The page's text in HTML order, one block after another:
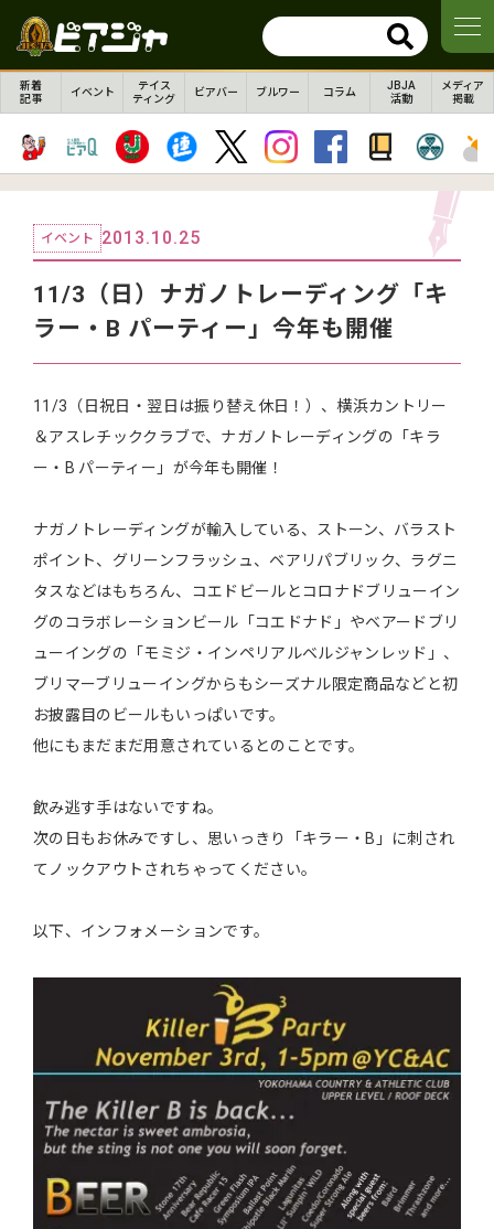
新着
記事
イベント
テイス
ティング
ビアバー ブルワー コラム
JBJA
活動
メディア
掲載
イベント 2013.10.25
11/3（日）ナガノトレーディング「キ
ラー・B パーティー」今年も開催
11/3（日祝日・翌日は振り替え休日！）、横浜カントリー
＆アスレチッククラブで、ナガノトレーディングの「キラ
ー・B パーティー」が今年も開催！
ナガノトレーディングが輸入している、ストーン、バラスト
ポイント、グリーンフラッシュ、ベアリパブリック、ラグニ
タスなどはもちろん、コエドビールとコロナドブリューイン
グのコラボレーションビール「コエドナド」やベアードブリ
ューイングの「モミジ・インペリアルベルジャンレッド」、
ブリマーブリューイングからもシーズナル限定商品などと初
お披露目のビールもいっぱいです。
他にもまだまだ用意されているとのことです。
飲み逃す手はないですね。
次の日もお休みですし、思いっきり「キラー・B」に刺され
てノックアウトされちゃってください。
以下、インフォメーションです。